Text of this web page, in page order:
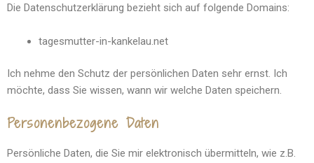
Die Datenschutzerklärung bezieht sich auf folgende Domains:
tagesmutter-in-kankelau.net
Ich nehme den Schutz der persönlichen Daten sehr ernst. Ich
möchte, dass Sie wissen, wann wir welche Daten speichern.
Personenbezogene Daten
Persönliche Daten, die Sie mir elektronisch übermitteln, wie z.B.